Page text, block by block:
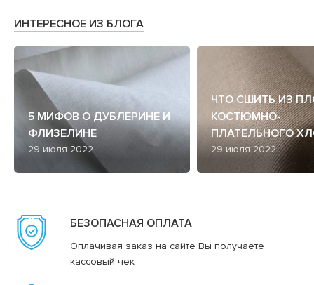
ИНТЕРЕСНОЕ ИЗ БЛОГА
5 МИФОВ О ДУБЛЕРИНЕ И
ФЛИЗЕЛИНЕ
29 июля 2022
ЧТО СШИТЬ ИЗ
КОСТЮМНО-
ПЛАТЕЛЬНОГО
29 июля 2022
БЕЗОПАСНАЯ ОПЛАТА
Оплачивая заказ на сайте Вы получаете
кассовый чек